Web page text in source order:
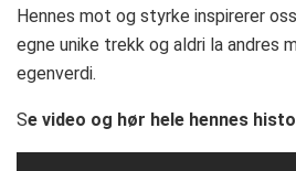
Hennes mot og styrke inspirerer
egne unike trekk og aldri la andres
egenverdi.
Se video og hør hele hennes